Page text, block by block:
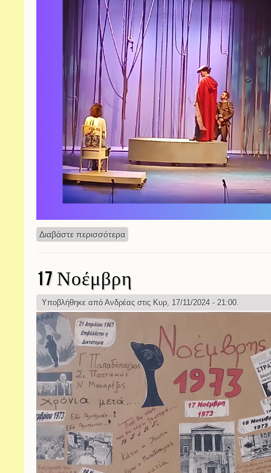
Διαβάστε περισσότερα
17 Νοέμβρη
Υποβλήθηκε από Ανδρέας στις Κυρ, 17/11/2024 - 21:00.